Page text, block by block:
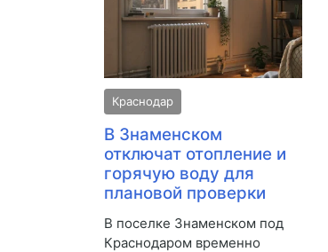
Краснодар
В Знаменском
отключат отопление и
горячую воду для
плановой проверки
В поселке Знаменском под
Краснодаром временно